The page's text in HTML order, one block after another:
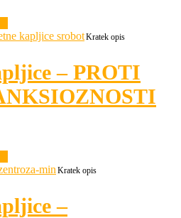
Kratek opis
– PROTI
Kratek opis
–